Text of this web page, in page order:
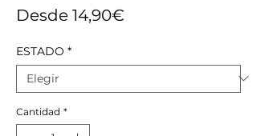
Desde 14,90€
ESTADO *
Cantidad *